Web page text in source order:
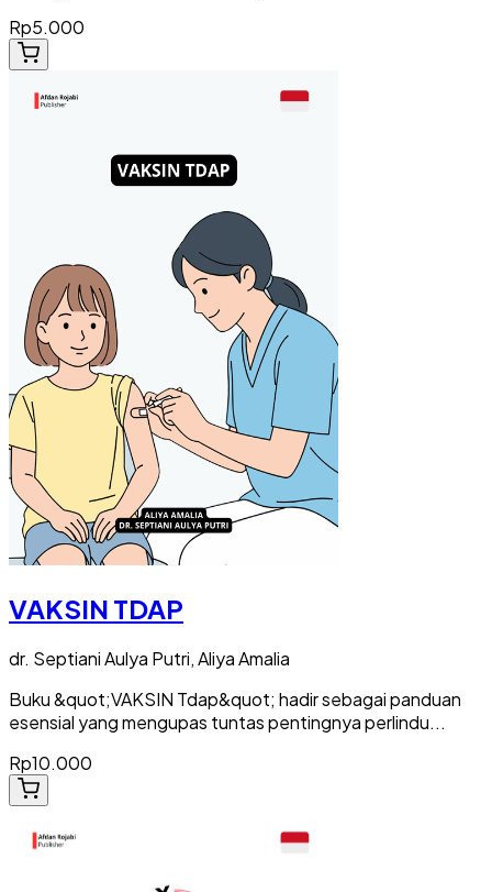
Rp5.000
VAKSIN TDAP
dr. Septiani Aulya Putri, Aliya Amalia
Buku &quot;VAKSIN Tdap&quot; hadir sebagai panduan
esensial yang mengupas tuntas pentingnya perlindu...
Rp10.000